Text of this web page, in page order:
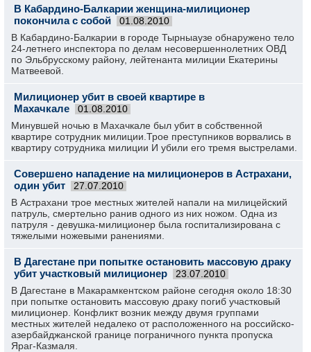
В Кабардино-Балкарии женщина-милиционер
покончила с собой
01.08.2010
В Кабардино-Балкарии в городе Тырныаузе обнаружено тело
24-летнего инспектора по делам несовершеннолетних ОВД
по Эльбрусскому району, лейтенанта милиции Екатерины
Матвеевой.
Милиционер убит в своей квартире в
Махачкале
01.08.2010
Минувшей ночью в Махачкале был убит в собственной
квартире сотрудник милиции.Трое преступников ворвались в
квартиру сотрудника милиции И убили его тремя выстрелами.
Совершено нападение на милиционеров в Астрахани,
один убит
27.07.2010
В Астрахани трое местных жителей напали на милицейский
патруль, смертельно ранив одного из них ножом. Одна из
патруля - девушка-милиционер была госпитализирована с
тяжелыми ножевыми ранениями.
В Дагестане при попытке остановить массовую драку
убит участковый милиционер
23.07.2010
В Дагестане в Макарамкентском районе сегодня около 18:30
при попытке остановить массовую драку погиб участковый
милиционер. Конфликт возник между двумя группами
местных жителей недалеко от расположенного на российско-
азербайджанской границе пограничного пункта пропуска
Яраг-Казмаля.